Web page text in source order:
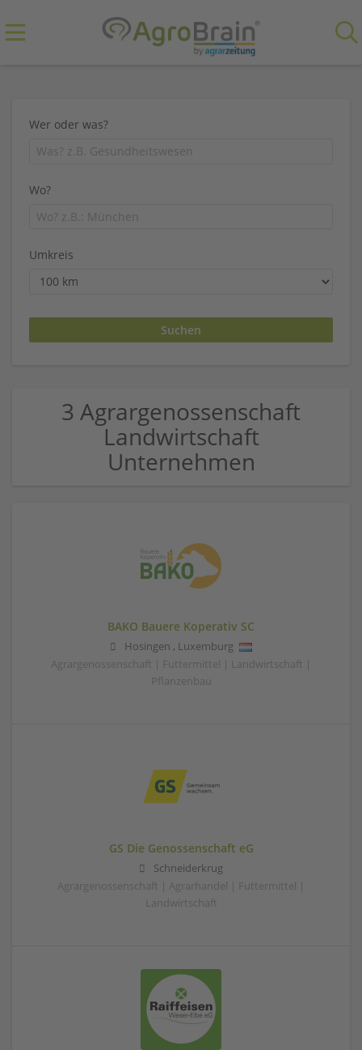
Wer oder was?
Wo?
Umkreis
3 Agrargenossenschaft
Landwirtschaft
Unternehmen
BAKO Bauere Koperativ SC
Hosingen , Luxemburg
Agrargenossenschaft | Futtermittel | Landwirtschaft |
Pflanzenbau
GS Die Genossenschaft eG
Schneiderkrug
Agrargenossenschaft | Agrarhandel | Futtermittel |
Landwirtschaft